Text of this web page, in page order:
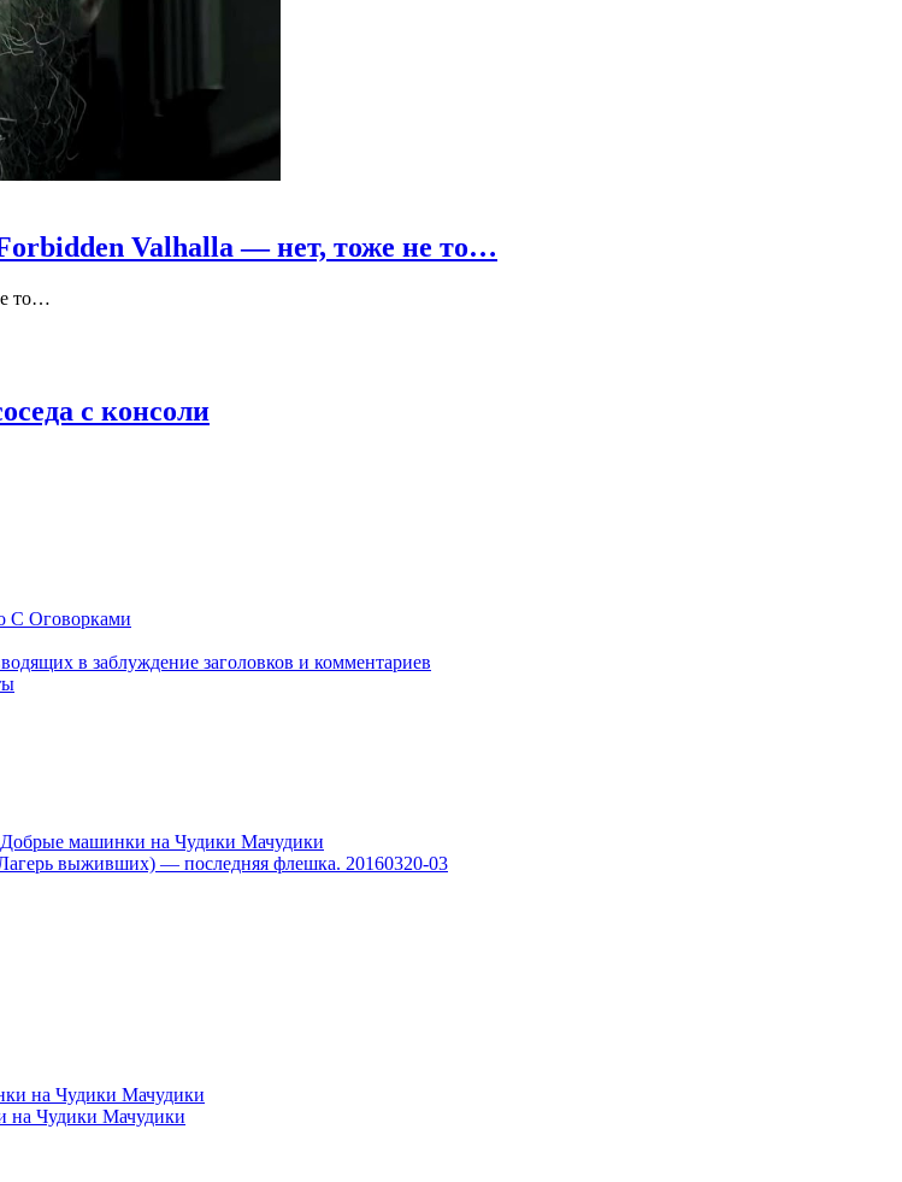
Valhalla — нет, тоже не то…
то…
с консоли
С Оговорками
в заблуждение заголовков и комментариев
машинки на Чудики Мачудики
выживших) — последняя флешка. 20160320-03
Чудики Мачудики